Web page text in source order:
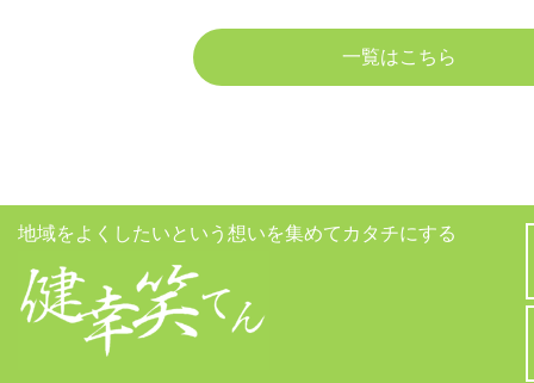
一覧はこちら
地域をよくしたいという想いを集めてカタチにする